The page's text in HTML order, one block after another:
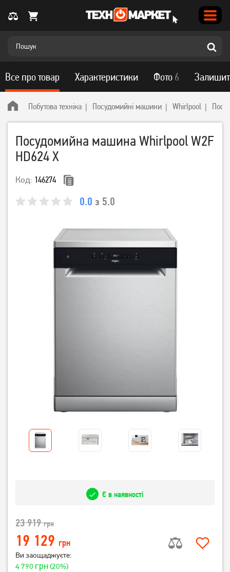
Побутова техніка Посудомийні машини Whirlpool
Посудомийна машина Whirlpool W2F
HD624 X
Код: 146274
0.0 з 5.0
Все про товар Характеристики Фото 6
Є в наявності
23 919грн
19 129 грн
Ви заощаджуєте:
4 790 грн(20%)